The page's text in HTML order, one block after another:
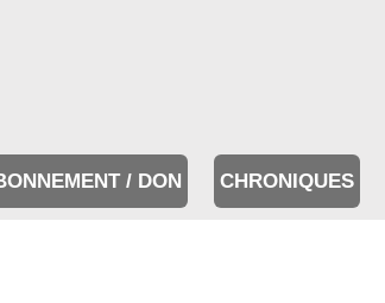
/ DON CHRONIQUES